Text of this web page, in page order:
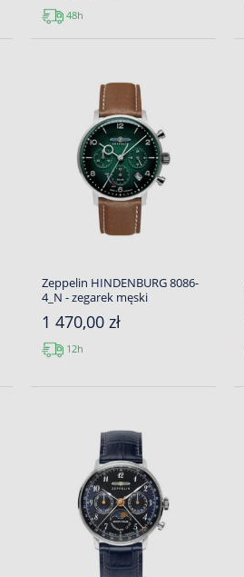
48h
Zeppelin HINDENBURG 8086-
4_N - zegarek męski
1 470,00 zł
12h